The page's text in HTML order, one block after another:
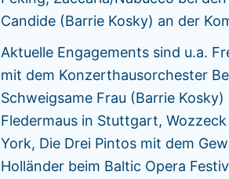
Candide (Barrie Kosky) an der
Aktuelle Engagements sind u.a.
mit dem Konzerthausorchester
Schweigsame Frau (Barrie
Fledermaus in Stuttgart,
York, Die Drei Pintos mit dem
Holländer beim Baltic Opera